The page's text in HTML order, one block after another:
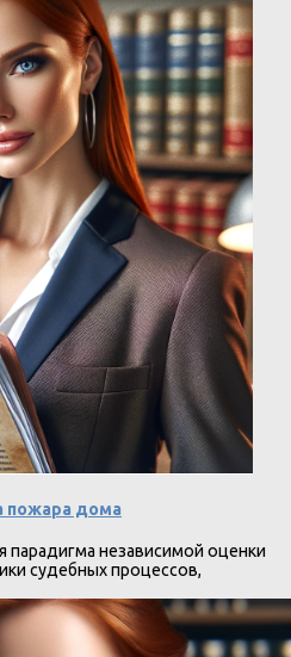
пожара дома
независимой оценки
судебных процессов,